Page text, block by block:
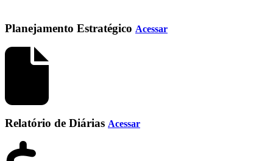
Planejamento Estratégico Acessar
Relatório de Diárias Acessar